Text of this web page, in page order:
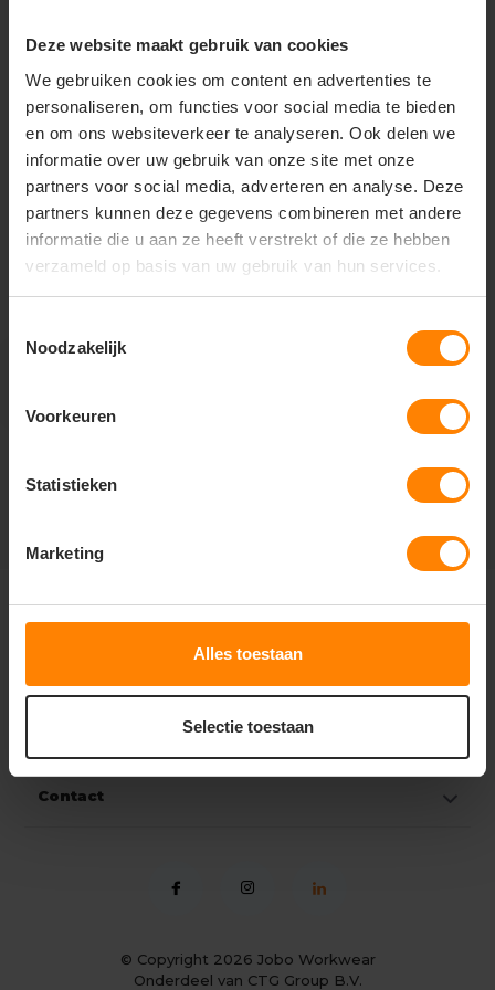
Deze website maakt gebruik van cookies
We gebruiken cookies om content en advertenties te
personaliseren, om functies voor social media te bieden
en om ons websiteverkeer te analyseren. Ook delen we
informatie over uw gebruik van onze site met onze
partners voor social media, adverteren en analyse. Deze
partners kunnen deze gegevens combineren met andere
informatie die u aan ze heeft verstrekt of die ze hebben
verzameld op basis van uw gebruik van hun services.
Noodzakelijk
Voorkeuren
Statistieken
Marketing
Alles toestaan
Selectie toestaan
+31(0)418 511 972
info@joboworkwear.nl
Schrijf je in voor exclusief
nieuws & updates
Abonneer
Klantenservice
Contact
© Copyright 2026 Jobo Workwear
Onderdeel van CTG Group B.V.